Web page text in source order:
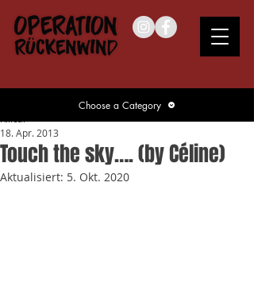
Touch the sky…. (by Céline)
18. Apr. 2013
Aktualisiert: 5. Okt. 2020
Choose a Category